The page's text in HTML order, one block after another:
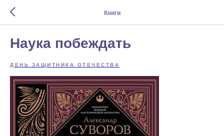
Книги
Наука побеждать
ДЕНЬ ЗАЩИТНИКА ОТЕЧЕСТВА